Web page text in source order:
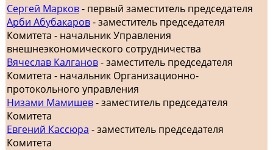
Сергей Марков- первый заместитель председателя
Арби Абубакаров- заместитель председателя
Комитета - начальник Управления
внешнеэкономического сотрудничества
Вячеслав Калганов- заместитель председателя
Комитета - начальник Организационно-
протокольного управления
Низами Мамишев- заместитель председателя
Комитета
Евгений Кассюра - заместитель председателя
Комитета